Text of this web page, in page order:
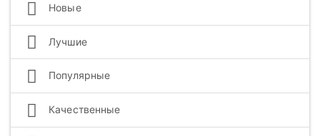
Новые
Лучшие
Популярные
Качественные